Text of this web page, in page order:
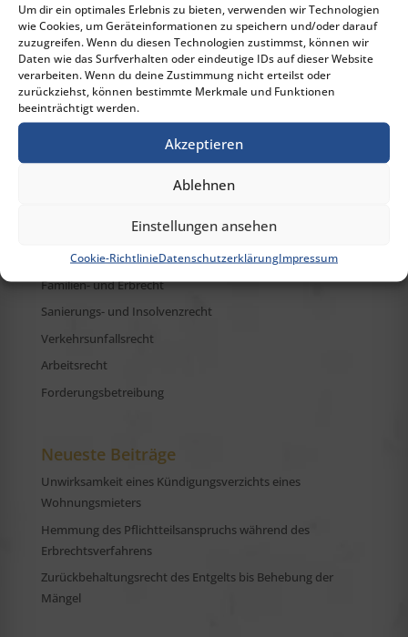
Um dir ein optimales Erlebnis zu bieten, verwenden wir Technologien
wie Cookies, um Geräteinformationen zu speichern und/oder darauf
zuzugreifen. Wenn du diesen Technologien zustimmst, können wir
Daten wie das Surfverhalten oder eindeutige IDs auf dieser Website
verarbeiten. Wenn du deine Zustimmung nicht erteilst oder
zurückziehst, können bestimmte Merkmale und Funktionen
beeinträchtigt werden.
Akzeptieren
Ablehnen
Einstellungen ansehen
Cookie-RichtlinieDatenschutzerklärungImpressum
Alle Fachgebiete
Gesellschafts- und Unternehmensrecht
Immobilienrecht
Allgemeines Zivilrecht
Ehescheidungsrecht
Familien- und Erbrecht
Sanierungs- und Insolvenzrecht
Verkehrsunfallsrecht
Arbeitsrecht
Forderungsbetreibung
Neueste Beiträge
Unwirksamkeit eines Kündigungsverzichts eines
Wohnungsmieters
Hemmung des Pflichtteilsanspruchs während des
Erbrechtsverfahrens
Zurückbehaltungsrecht des Entgelts bis Behebung der
Mängel